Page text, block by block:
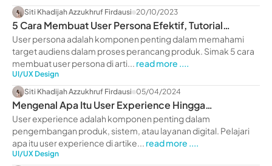
Siti Khadijah Azzukhruf Firdausi 20/10/2023
5 Cara Membuat User Persona Efektif, Tutorial
Terlengkap!
User persona adalah komponen penting dalam memahami
target audiens dalam proses perancang produk. Simak 5 cara
membuat user persona di arti... read more ....
UI/UX Design
Siti Khadijah Azzukhruf Firdausi 05/04/2024
Mengenal Apa Itu User Experience Hingga
Contohnya, Yuk Liat!
User experience adalah komponen penting dalam
pengembangan produk, sistem, atau layanan digital. Pelajari
apa itu user experience di artike... read more ....
UI/UX Design